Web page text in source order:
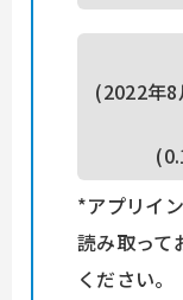
(2022年8
*アプリイ
読み取って
ください。